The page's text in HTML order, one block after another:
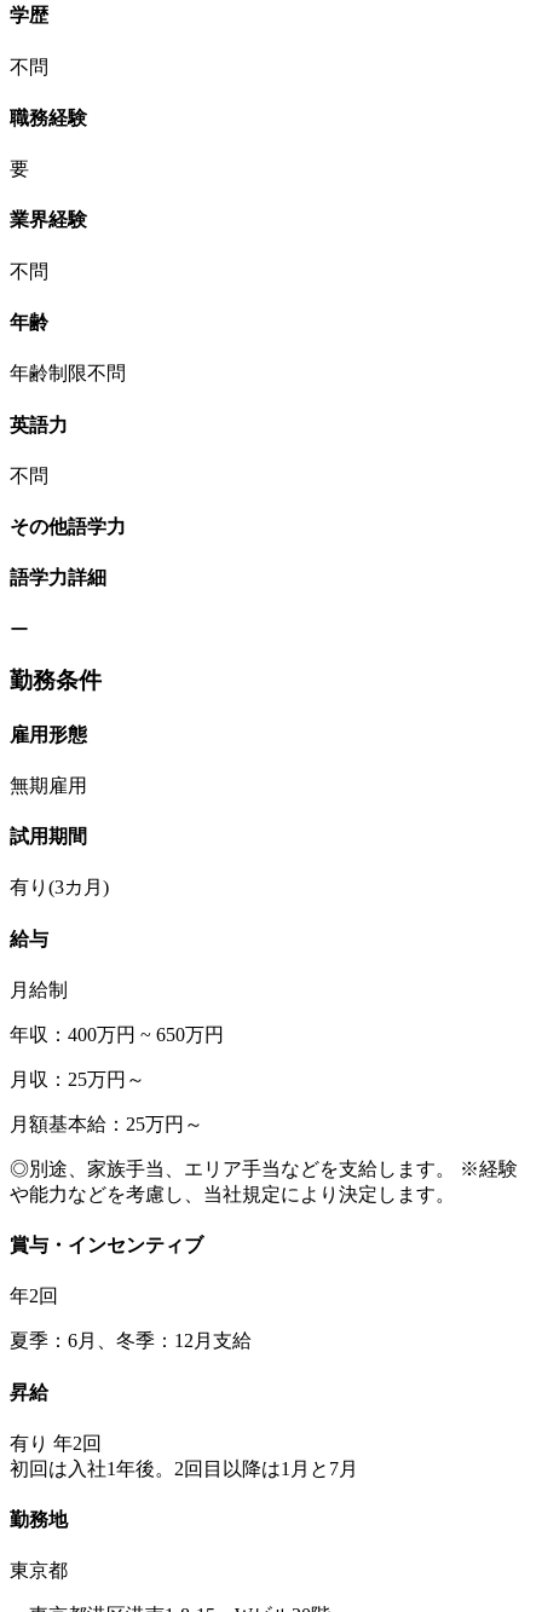
学歴
不問
職務経験
要
業界経験
不問
年齢
年齢制限不問
英語力
不問
その他語学力
語学力詳細
ー
勤務条件
雇用形態
無期雇用
試用期間
有り(3カ月)
給与
月給制
年収：400万円 ~ 650万円
月収：25万円～
月額基本給：25万円～
◎別途、家族手当、エリア手当などを支給します。 ※経験
や能力などを考慮し、当社規定により決定します。
賞与・インセンティブ
年2回
夏季：6月、冬季：12月支給
昇給
有り 年2回
初回は入社1年後。2回目以降は1月と7月
勤務地
東京都